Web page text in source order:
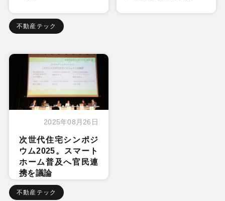
不動産テック
2025年08月26日
次世代住宅シンポジ
ウム2025。スマート
ホーム普及へ官民連
携を議論
不動産テック